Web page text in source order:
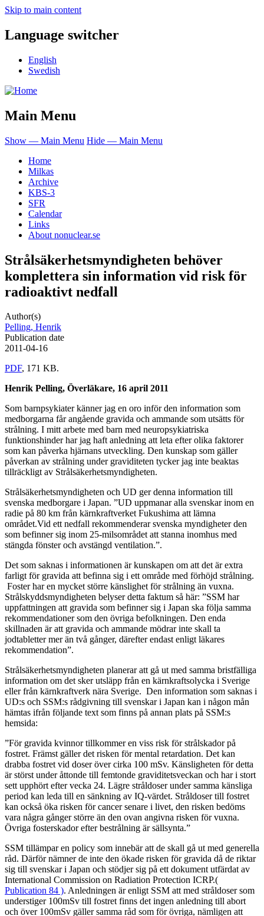
Skip to main content
Language switcher
English
Swedish
Main Menu
Show — Main Menu Hide — Main Menu
Home
Milkas
Archive
KBS-3
SFR
Calendar
Links
About nonuclear.se
Strålsäkerhetsmyndigheten behöver
komplettera sin information vid risk för
radioaktivt nedfall
Author(s)
Pelling, Henrik
Publication date
2011-04-16
PDF, 171 KB.
Henrik Pelling, Överläkare, 16 april 2011
Som barnpsykiater känner jag en oro inför den information som
medborgarna får angående gravida och ammande som utsätts för
strålning. I mitt arbete med barn med neuropsykiatriska
funktionshinder har jag haft anledning att leta efter olika faktorer
som kan påverka hjärnans utveckling. Den kunskap som gäller
påverkan av strålning under graviditeten tycker jag inte beaktas
tillräckligt av Strålsäkerhetsmyndigheten.
Strålsäkerhetsmyndigheten och UD ger denna information till
svenska medborgare i Japan. ”UD uppmanar alla svenskar inom en
radie på 80 km från kärnkraftverket Fukushima att lämna
området.Vid ett nedfall rekommenderar svenska myndigheter den
som befinner sig inom 25-milsområdet att stanna inomhus med
stängda fönster och avstängd ventilation.”.
Det som saknas i informationen är kunskapen om att det är extra
farligt för gravida att befinna sig i ett område med förhöjd strålning.
Foster har en mycket större känslighet för strålning än vuxna.
Strålskyddsmyndigheten belyser detta faktum så här: ”SSM har
uppfattningen att gravida som befinner sig i Japan ska följa samma
rekommendationer som den övriga befolkningen. Den enda
skillnaden är att gravida och ammande mödrar inte skall ta
jodtabletter mer än två gånger, därefter endast enligt läkares
rekommendation”.
Strålsäkerhetsmyndigheten planerar att gå ut med samma bristfälliga
information om det sker utsläpp från en kärnkraftsolycka i Sverige
eller från kärnkraftverk nära Sverige. Den information som saknas i
UD:s och SSM:s rådgivning till svenskar i Japan kan i någon mån
hämtas ifrån följande text som finns på annan plats på SSM:s
hemsida:
”För gravida kvinnor tillkommer en viss risk för strålskador på
fostret. Främst gäller det risken för mental retardation. Det kan
drabba fostret vid doser över cirka 100 mSv. Känsligheten för detta
är störst under åttonde till femtonde graviditetsveckan och har i stort
sett upphört efter vecka 24. Lägre stråldoser under samma känsliga
period kan leda till en sänkning av IQ-värdet. Stråldoser till fostret
kan också öka risken för cancer senare i livet, den risken bedöms
vara några gånger större än den ovan angivna risken för vuxna.
Övriga fosterskador efter bestrålning är sällsynta.”
SSM tillämpar en policy som innebär att de skall gå ut med generella
råd. Därför nämner de inte den ökade risken för gravida då de riktar
sig till svenskar i Japan och stödjer sig på ett dokument utfärdat av
International Commission on Radiation Protection ICRP.(
Publication 84 ). Anledningen är enligt SSM att med stråldoser som
understiger 100mSv till fostret finns det ingen anledning till abort
och över 100mSv gäller samma råd som för övriga, nämligen att